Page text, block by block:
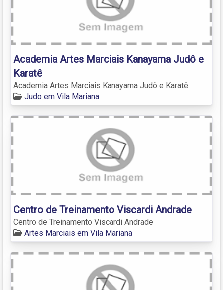
Academia Artes Marciais Kanayama Judô e
Karatê
Academia Artes Marciais Kanayama Judô e Karatê
Judo em Vila Mariana
Centro de Treinamento Viscardi Andrade
Centro de Treinamento Viscardi Andrade
Artes Marciais em Vila Mariana